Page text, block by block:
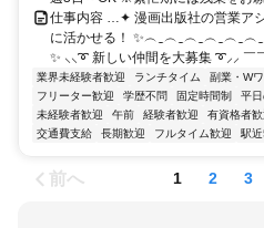
仕事内容 …✦ 漫画出版社の営業ア
に活かせる！
✨ ⸜⸜➰ 新しい仲間を大募集 ➰⸝⸝ ￣
業界未経験者歓迎 ランチタイム 副業・W
フリーター歓迎
学歴不問 固定時間制 平
未経験者歓迎
午前 経験者歓迎 有資格者歓
交通費支給
長期歓迎 フルタイム歓迎 駅
前へ 1 2 3